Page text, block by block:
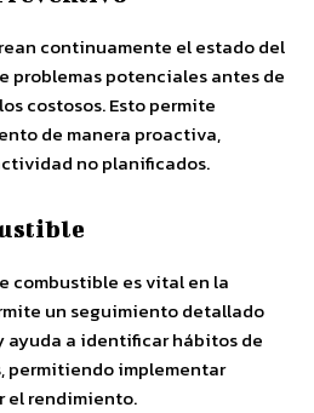
continuamente el estado del
problemas potenciales antes de
costosos. Esto permite
de manera proactiva,
no planificados.
combustible es vital en la
un seguimiento detallado
ayuda a identificar hábitos de
permitiendo implementar
el rendimiento.